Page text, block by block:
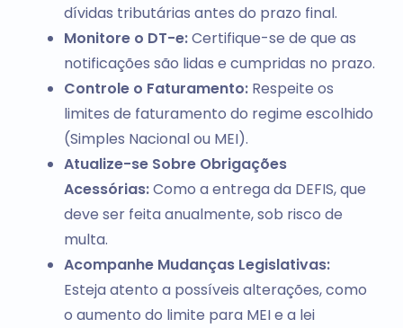
dívidas tributárias antes do prazo final.
Monitore o DT-e:Certifique-se de que as
notificações são lidas e cumpridas no prazo.
Controle o Faturamento:Respeite os
limites de faturamento do regime escolhido
(Simples Nacional ou MEI).
Atualize-se Sobre Obrigações
Acessórias:Como a entrega da DEFIS, que
deve ser feita anualmente, sob risco de
multa.
Acompanhe Mudanças Legislativas:
Esteja atento a possíveis alterações, como
o aumento do limite para MEI e a lei